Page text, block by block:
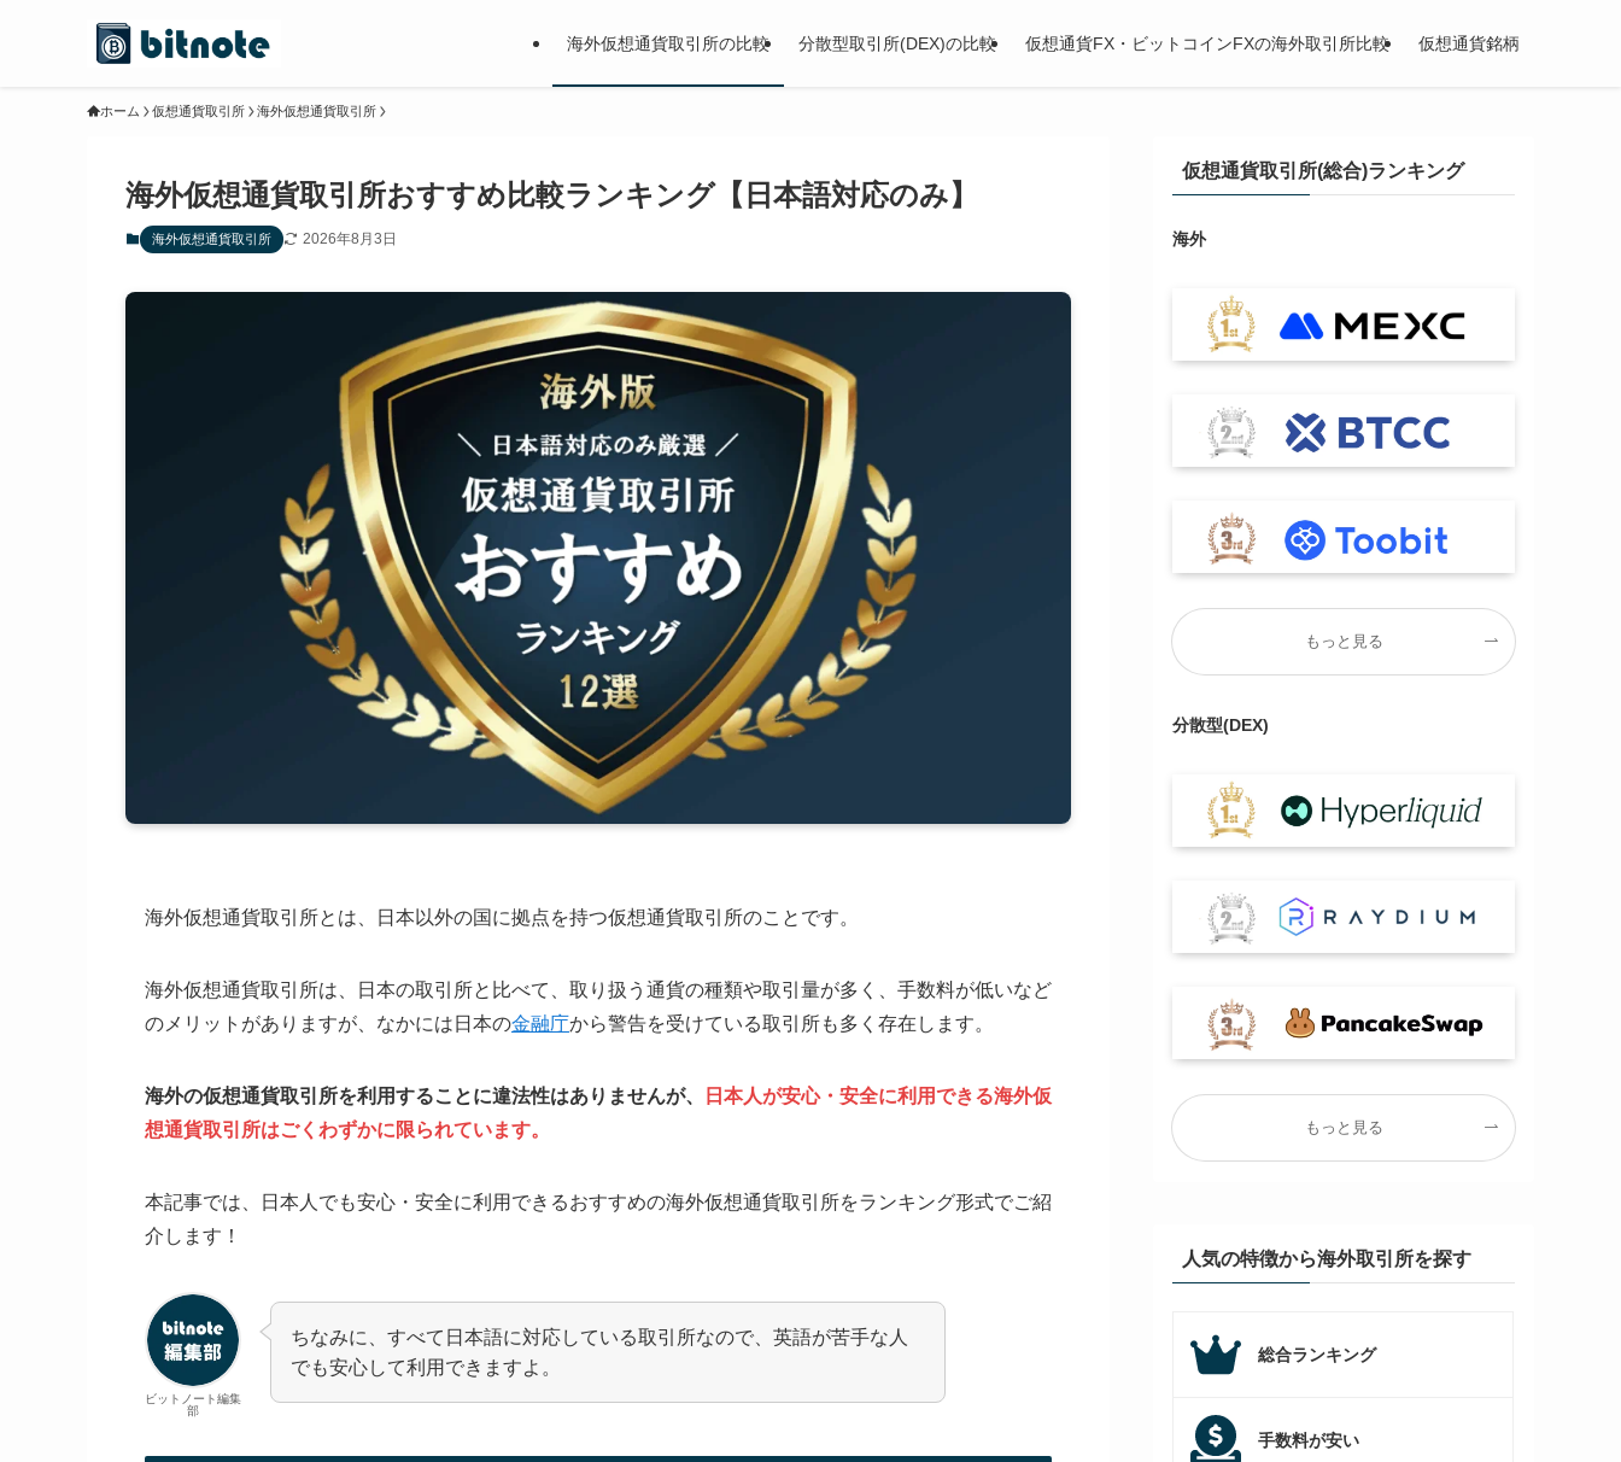
海外仮想通貨取引所の比較 分散型取引所(DEX)の比較 仮想通貨FX・ビットコインFXの海外取引所比較 仮想通貨銘柄
ホーム 仮想通貨取引所 海外仮想通貨取引所
海外仮想通貨取引所おすすめ比較ランキング【日本語対応のみ】
海外仮想通貨取引所 2026年8月3日
海外仮想通貨取引所とは、日本以外の国に拠点を持つ仮想通貨取引所のことです。
海外仮想通貨取引所は、日本の取引所と比べて、取り扱う通貨の種類や取引量が多く、手数料が低いなど
のメリットがありますが、なかには日本の金融庁から警告を受けている取引所も多く存在します。
海外の仮想通貨取引所を利用することに違法性はありませんが、
日本人が安心・安全に利用できる海外仮
想通貨取引所はごくわずかに限られています。
本記事では、日本人でも安心・安全に利用できるおすすめの海外仮想通貨取引所をランキング形式でご紹
介します！
ビットノート編集
部
ちなみに、すべて日本語に対応している取引所なので、英語が苦手な人
でも安心して利用できますよ。
仮想通貨取引所(総合)ランキング
海外
もっと見る
分散型(DEX)
もっと見る
人気の特徴から海外取引所を探す
総合ランキング
手数料が安い